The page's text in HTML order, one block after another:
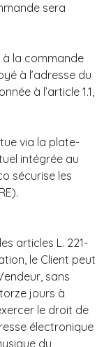
sera
à la commande
à l’adresse du
à l’article 1.1,
via la plate-
intégrée au
sécurise les
articles L. 221-
le Client peut
sans
jours à
le droit de
électronique
du